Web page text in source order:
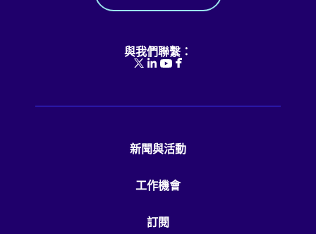
與我們聯繫：
新聞與活動
工作機會
訂閱